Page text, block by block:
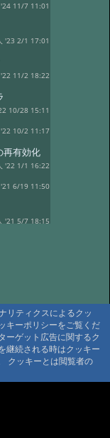
'24 11/7 11:01
'23 2/1 17:01
'22 11/2 18:22
10/28 15:11
'22 10/2 11:17
再有効化
'22 1/1 16:22
'21 6/19 11:50
'21 5/7 18:15
延期
'20 4/14 15:40
'20 2/27 14:26
割
'18 9/6 07:25
リティクスによるクッ
キーポリシーをご覧くだ
ーゲット広告に関するク
継続される時はクッキー
クッキーとは閲覧者の